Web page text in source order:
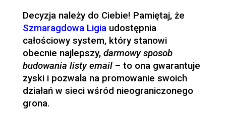
Decyzja należy do Ciebie! Pamiętaj, że
Szmaragdowa Ligiaudostępnia
całościowy system, który stanowi
obecnie najlepszy, darmowy sposob
budowania listy email– to ona gwarantuje
zyski i pozwala na promowanie swoich
działań w sieci wśród nieograniczonego
grona.